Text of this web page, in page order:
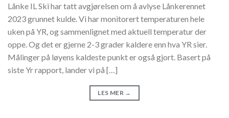
Lånke IL Ski har tatt avgjørelsen om å avlyse Lånkerennet
2023 grunnet kulde. Vi har monitorert temperaturen hele
uken på YR, og sammenlignet med aktuell temperatur der
oppe. Og det er gjerne 2-3 grader kaldere enn hva YR sier.
Målinger på løyens kaldeste punkt er også gjort. Basert på
siste Yr rapport, lander vi på […]
LES MER →